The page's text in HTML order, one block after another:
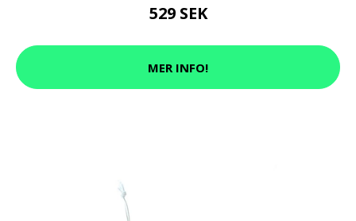
529 SEK
MER INFO!